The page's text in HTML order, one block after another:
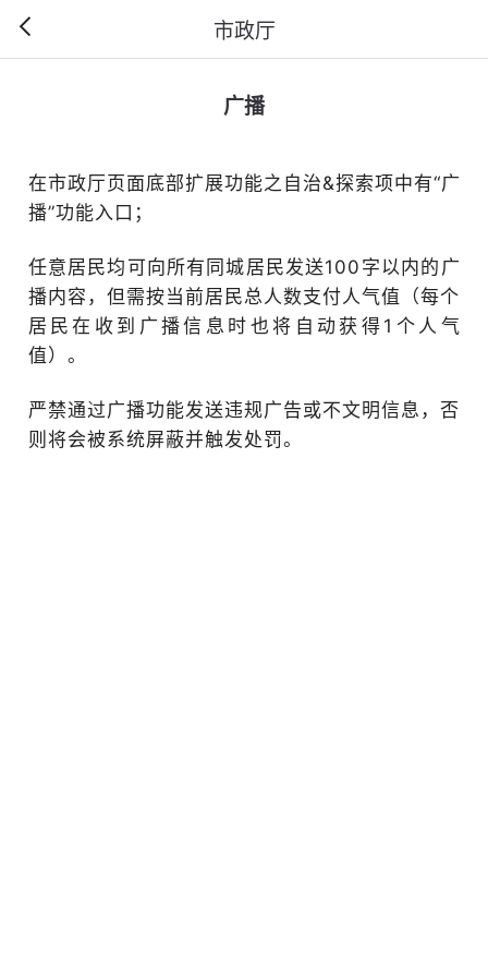
市政厅
广播
在市政厅页面底部扩展功能之自治&探索项中有“广
播”功能入口；
任意居民均可向所有同城居民发送100字以内的广
播内容，但需按当前居民总人数支付人气值（每个
居民在收到广播信息时也将自动获得1个人气
值）。
严禁通过广播功能发送违规广告或不文明信息，否
则将会被系统屏蔽并触发处罚。